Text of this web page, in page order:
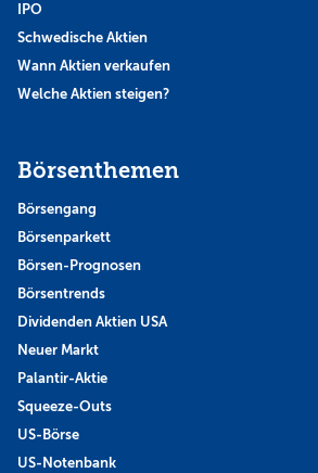
IPO
Schwedische Aktien
Wann Aktien verkaufen
Welche Aktien steigen?
Börsenthemen
Börsengang
Börsenparkett
Börsen-Prognosen
Börsentrends
Dividenden Aktien USA
Neuer Markt
Palantir-Aktie
Squeeze-Outs
US-Börse
US-Notenbank